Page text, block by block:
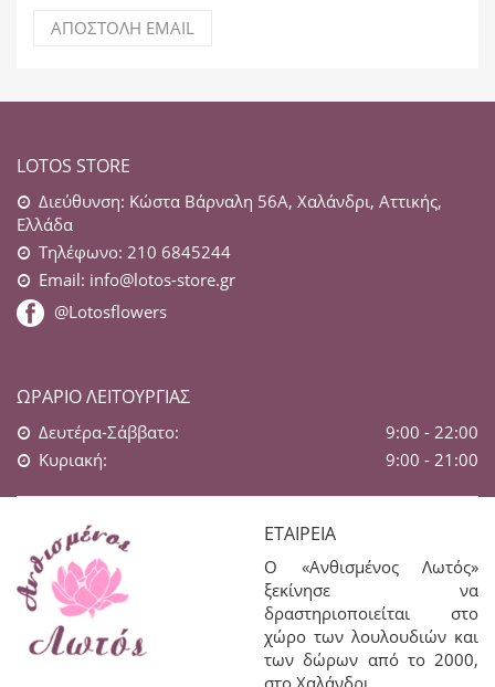
ΑΠΟΣΤΟΛΉ EMAIL
LOTOS STORE
Διεύθυνση: Κώστα Βάρναλη 56Α, Χαλάνδρι, Αττικής,
Ελλάδα
Τηλέφωνο: 210 6845244
Email: info@lotos-store.gr
@Lotosflowers
ΩΡΆΡΙΟ ΛΕΙΤΟΥΡΓΊΑΣ
Δευτέρα-Σάββατο:
9:00 - 22:00
Κυριακή:
9:00 - 21:00
ΕΤΑΙΡΕΊΑ
Ο «Ανθισμένος Λωτός»
ξεκίνησε να
δραστηριοποιείται στο
χώρο των λουλουδιών και
των δώρων από το 2000,
στο Χαλάνδρι.